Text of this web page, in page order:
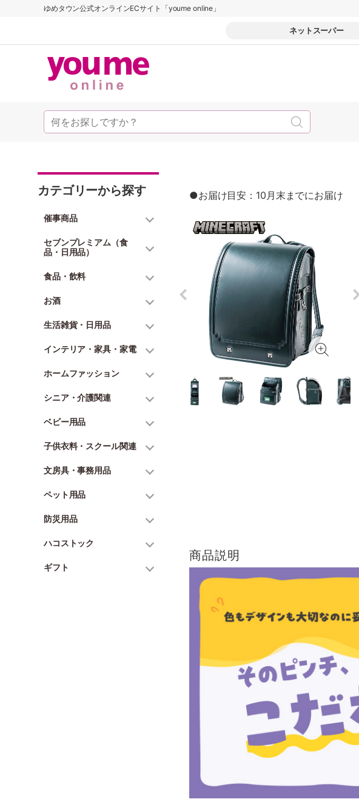
ゆめタウン公式オンラインECサイト「youme online」
ネットスーパー
カテゴリーから探す
催事商品
セブンプレミアム（食
品・日用品）
食品・飲料
お酒
生活雑貨・日用品
インテリア・家具・家電
ホームファッション
シニア・介護関連
ベビー用品
子供衣料・スクール関連
文房具・事務用品
ペット用品
防災用品
ハコストック
ギフト
●お届け目安：10月末までにお届け
商品説明